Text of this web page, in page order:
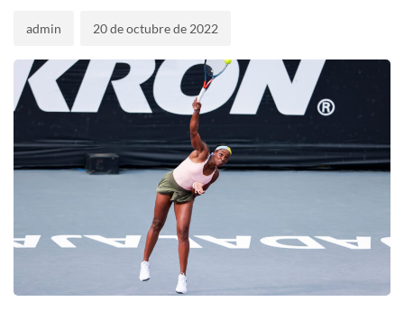
admin 20 de octubre de 2022